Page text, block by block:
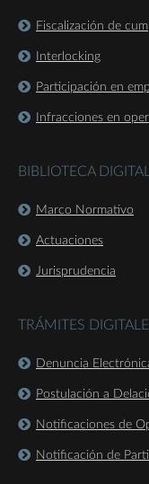
Fiscalización de
Interlocking
Participación en
Infracciones en
BIBLIOTECA DIGITAL
Marco Normativo
Actuaciones
Jurisprudencia
TRÁMITES
Denuncia
Postulación a
Notificaciones de
Notificación de